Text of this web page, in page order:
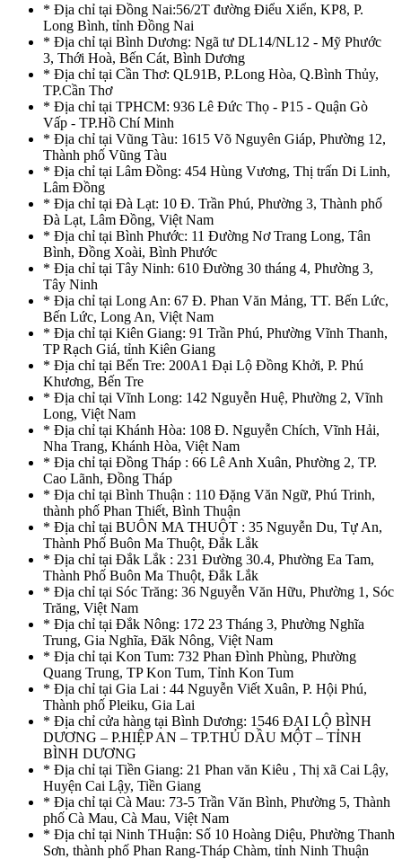
* Địa chỉ tại Đồng Nai:56/2T đường Điểu Xiển, KP8, P.
Long Bình, tỉnh Đồng Nai
* Địa chỉ tại Bình Dương: Ngã tư DL14/NL12 - Mỹ Phước
3, Thới Hoà, Bến Cát, Bình Dương
* Địa chỉ tại Cần Thơ: QL91B, P.Long Hòa, Q.Bình Thủy,
TP.Cần Thơ
* Địa chỉ tại TPHCM: 936 Lê Đức Thọ - P15 - Quận Gò
Vấp - TP.Hồ Chí Minh
* Địa chỉ tại Vũng Tàu: 1615 Võ Nguyên Giáp, Phường 12,
Thành phố Vũng Tàu
* Địa chỉ tại Lâm Đồng: 454 Hùng Vương, Thị trấn Di Linh,
Lâm Đồng
* Địa chỉ tại Đà Lạt: 10 Đ. Trần Phú, Phường 3, Thành phố
Đà Lạt, Lâm Đồng, Việt Nam
* Địa chỉ tại Bình Phước: 11 Đường Nơ Trang Long, Tân
Bình, Đồng Xoài, Bình Phước
* Địa chỉ tại Tây Ninh: 610 Đường 30 tháng 4, Phường 3,
Tây Ninh
* Địa chỉ tại Long An: 67 Đ. Phan Văn Mảng, TT. Bến Lức,
Bến Lức, Long An, Việt Nam
* Địa chỉ tại Kiên Giang: 91 Trần Phú, Phường Vĩnh Thanh,
TP Rạch Giá, tỉnh Kiên Giang
* Địa chỉ tại Bến Tre: 200A1 Đại Lộ Đồng Khởi, P. Phú
Khương, Bến Tre
* Địa chỉ tại Vĩnh Long: 142 Nguyễn Huệ, Phường 2, Vĩnh
Long, Việt Nam
* Địa chỉ tại Khánh Hòa: 108 Đ. Nguyễn Chích, Vĩnh Hải,
Nha Trang, Khánh Hòa, Việt Nam
* Địa chỉ tại Đồng Tháp : 66 Lê Anh Xuân, Phường 2, TP.
Cao Lãnh, Đồng Tháp
* Địa chỉ tại Bình Thuận : 110 Đặng Văn Ngữ, Phú Trinh,
thành phố Phan Thiết, Bình Thuận
* Địa chỉ tại BUÔN MA THUỘT : 35 Nguyễn Du, Tự An,
Thành Phố Buôn Ma Thuột, Đắk Lắk
* Địa chỉ tại Đắk Lắk : 231 Đường 30.4, Phường Ea Tam,
Thành Phố Buôn Ma Thuột, Đắk Lắk
* Địa chỉ tại Sóc Trăng: 36 Nguyễn Văn Hữu, Phường 1, Sóc
Trăng, Việt Nam
* Địa chỉ tại Đắk Nông: 172 23 Tháng 3, Phường Nghĩa
Trung, Gia Nghĩa, Đăk Nông, Việt Nam
* Địa chỉ tại Kon Tum: 732 Phan Đình Phùng, Phường
Quang Trung, TP Kon Tum, Tỉnh Kon Tum
* Địa chỉ tại Gia Lai : 44 Nguyễn Viết Xuân, P. Hội Phú,
Thành phố Pleiku, Gia Lai
* Địa chỉ cửa hàng tại Bình Dương: 1546 ĐẠI LỘ BÌNH
DƯƠNG – P.HIỆP AN – TP.THỦ DẦU MỘT – TỈNH
BÌNH DƯƠNG
* Địa chỉ tại Tiền Giang: 21 Phan văn Kiêu , Thị xã Cai Lậy,
Huyện Cai Lậy, Tiền Giang
* Địa chỉ tại Cà Mau: 73-5 Trần Văn Bình, Phường 5, Thành
phố Cà Mau, Cà Mau, Việt Nam
* Địa chỉ tại Ninh THuận: Số 10 Hoàng Diệu, Phường Thanh
Sơn, thành phố Phan Rang-Tháp Chàm, tỉnh Ninh Thuận